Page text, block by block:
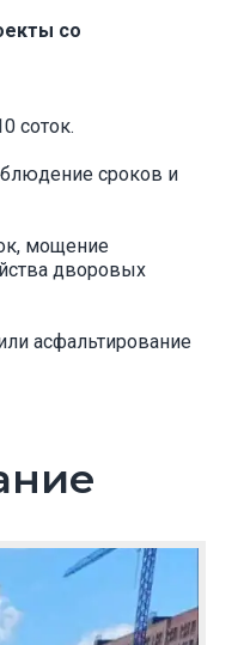
со
соток.
сроков и
мощение
дворовых
асфальтирование